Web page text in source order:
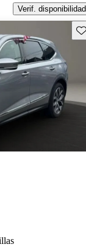
Verif. disponibilidad